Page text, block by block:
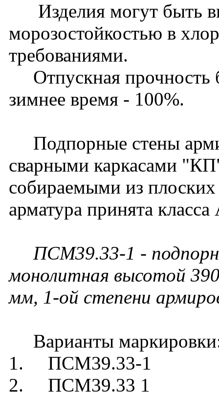
Изделия могут быть
морозостойкостью в
требованиями.
Отпускная прочность
зимнее время - 100%.
Подпорные стены
сварными каркасами
собираемыми из
арматура принята
ПСМ39.33-1 -
монолитная высотой
мм, 1-ой степени
Варианты
1. ПСМ39.33-1
2. ПСМ39.33 1